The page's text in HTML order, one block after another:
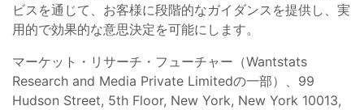
ビスを通じて、お客様に段階的なガイダンスを提供し、実
用的で効果的な意思決定を可能にします。
マーケット・リサーチ・フューチャー（Wantstats
Research and Media Private Limitedの一部）、99
Hudson Street, 5th Floor, New York, New York 10013,